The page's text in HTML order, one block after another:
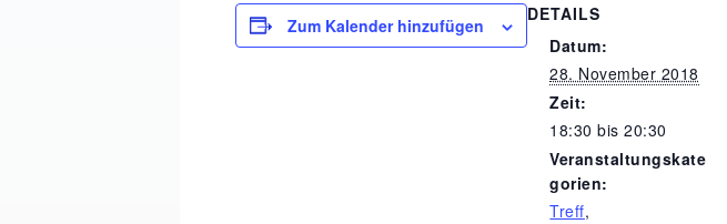
Zum Kalender hinzufügen
DETAILS
Datum:
28. November 2018
Zeit:
18:30 bis 20:30
Veranstaltungskate
gorien:
Treff,